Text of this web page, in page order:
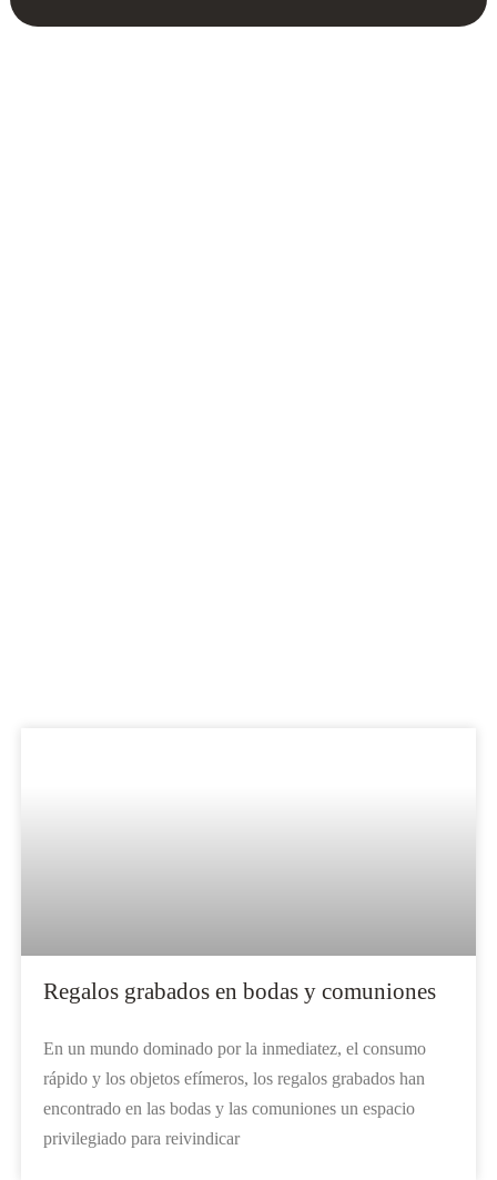
Regalos grabados en bodas y comuniones
En un mundo dominado por la inmediatez, el consumo
rápido y los objetos efímeros, los regalos grabados han
encontrado en las bodas y las comuniones un espacio
privilegiado para reivindicar